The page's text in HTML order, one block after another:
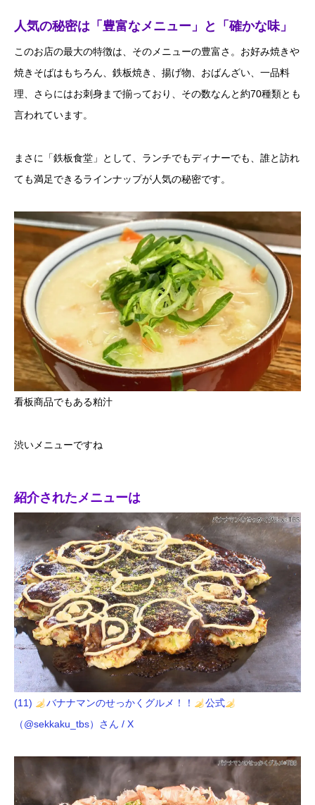
人気の秘密は「豊富なメニュー」と「確かな味」
このお店の最大の特徴は、そのメニューの豊富さ。お好み焼きや
焼きそばはもちろん、鉄板焼き、揚げ物、おばんざい、一品料
理、さらにはお刺身まで揃っており、その数なんと約70種類とも
言われています。
まさに「鉄板食堂」として、ランチでもディナーでも、誰と訪れ
ても満足できるラインナップが人気の秘密です。
看板商品でもある粕汁
渋いメニューですね
紹介されたメニューは
(11) バナナマンのせっかくグルメ！！
公式
（@sekkaku_tbs）さん / X